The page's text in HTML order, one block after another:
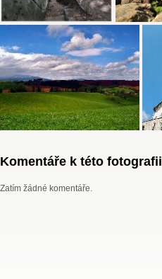
Komentáře k této fotografii
Zatím žádné komentáře.